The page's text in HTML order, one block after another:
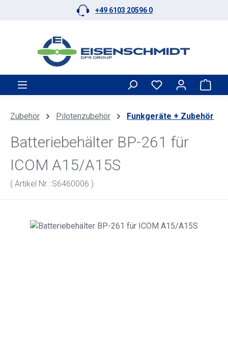
Zum Hauptinhalt springen+49 6103 20596 0
Zubehör Pilotenzubehör Funkgeräte + Zubehör
Batteriebehälter BP-261 für
ICOM A15/A15S
( Artikel Nr.: S6460006 )
Bildergalerie überspringen